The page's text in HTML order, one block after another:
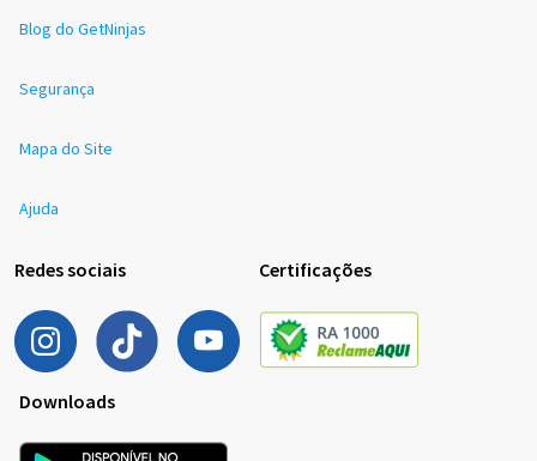
Blog do GetNinjas
Segurança
Mapa do Site
Ajuda
Redes sociais Certificações
Downloads